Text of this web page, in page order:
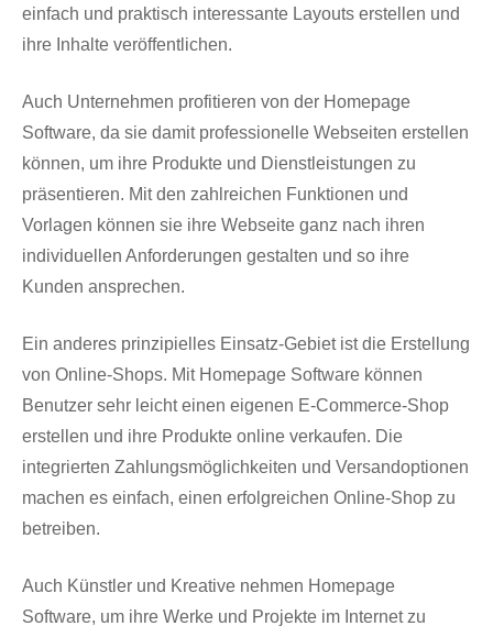
einfach und praktisch interessante Layouts erstellen und
ihre Inhalte veröffentlichen.
Auch Unternehmen profitieren von der Homepage
Software, da sie damit professionelle Webseiten erstellen
können, um ihre Produkte und Dienstleistungen zu
präsentieren. Mit den zahlreichen Funktionen und
Vorlagen können sie ihre Webseite ganz nach ihren
individuellen Anforderungen gestalten und so ihre
Kunden ansprechen.
Ein anderes prinzipielles Einsatz-Gebiet ist die Erstellung
von Online-Shops. Mit Homepage Software können
Benutzer sehr leicht einen eigenen E-Commerce-Shop
erstellen und ihre Produkte online verkaufen. Die
integrierten Zahlungsmöglichkeiten und Versandoptionen
machen es einfach, einen erfolgreichen Online-Shop zu
betreiben.
Auch Künstler und Kreative nehmen Homepage
Software, um ihre Werke und Projekte im Internet zu